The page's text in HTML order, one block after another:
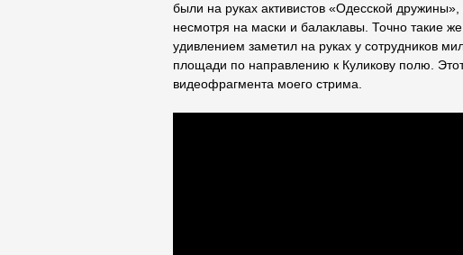
были на руках активистов «Одесской
несмотря на маски и балаклавы. Точно такие
удивлением заметил на руках у сотрудников
площади по направлению к Куликову полю.
видеофрагмента моего стрима.